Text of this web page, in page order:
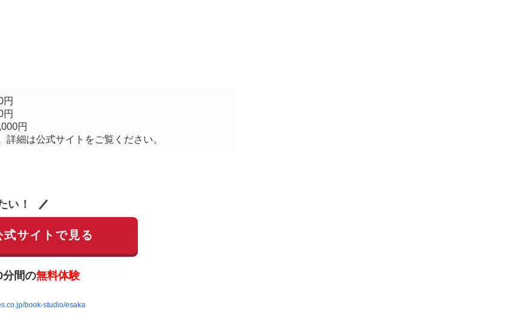
円
円
円
細は公式サイトをご覧ください。
い！
サイトで見る
間の無料体験
book-studio/esaka